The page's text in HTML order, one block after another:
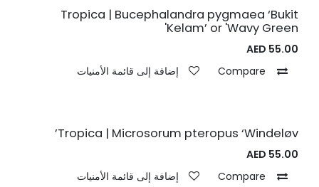
Tropica | Bucephalandra pygmaea ‘Bukit
Kelam’ or 'Wavy Green'
55.00
Compare
إضافة إلى قائمة الأمنيات
Tropica | Microsorum pteropus ‘Windeløv’
55.00
Compare
إضافة إلى قائمة الأمنيات